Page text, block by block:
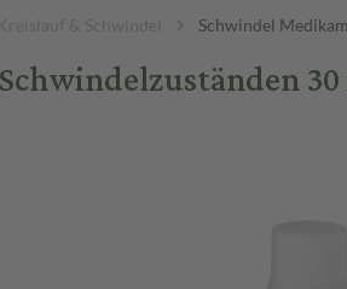
Kreislauf & Schwindel Schwindel